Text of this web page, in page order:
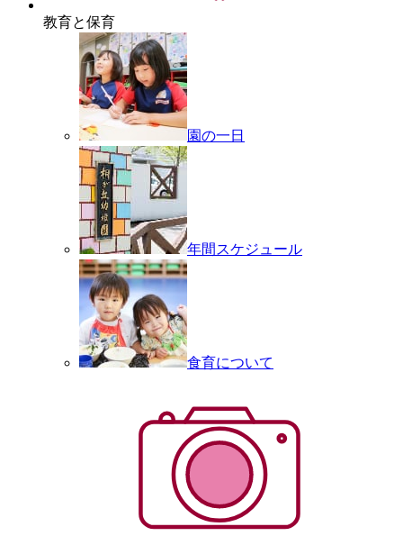
教育と保育
園の一日
年間スケジュール
食育について